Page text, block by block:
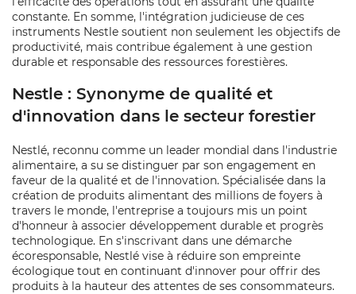
constante. En somme, l'intégration judicieuse de ces
instruments Nestle soutient non seulement les objectifs de
productivité, mais contribue également à une gestion
durable et responsable des ressources forestières.
Nestle : Synonyme de qualité et
d'innovation dans le secteur forestier
Nestlé, reconnu comme un leader mondial dans l'industrie
alimentaire, a su se distinguer par son engagement en
faveur de la qualité et de l'innovation. Spécialisée dans la
création de produits alimentant des millions de foyers à
travers le monde, l'entreprise a toujours mis un point
d'honneur à associer développement durable et progrès
technologique. En s'inscrivant dans une démarche
écoresponsable, Nestlé vise à réduire son empreinte
écologique tout en continuant d'innover pour offrir des
produits à la hauteur des attentes de ses consommateurs.